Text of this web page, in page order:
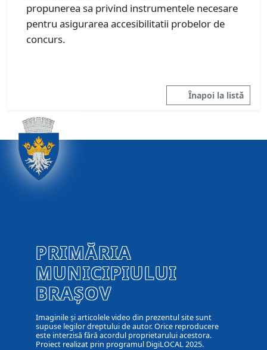
propunerea sa privind instrumentele necesare
pentru asigurarea accesibilitatii probelor de
concurs.
Înapoi la listă
PRIMĂRIA
MUNICIPIULUI
BRAȘOV
Imaginile și articolele video din prezentul site sunt
supuse legilor dreptului de autor. Orice reproducere
este interzisă fără acordul proprietarului acestora.
Proiect realizat prin programul DigiLOCAL 2025.